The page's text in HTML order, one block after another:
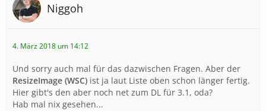
Niggoh
4. März 2018 um 14:12
Und sorry auch mal für das dazwischen Fragen. Aber der
ResizeImage (WSC) ist ja laut Liste oben schon länger fertig.
Hier gibt's den aber noch net zum DL für 3.1, oda?
Hab mal nix gesehen...